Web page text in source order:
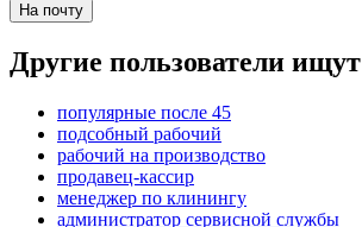
На почту
Другие пользователи ищут
популярные после 45
подсобный рабочий
рабочий на производство
продавец-кассир
менеджер по клинингу
администратор сервисной службы